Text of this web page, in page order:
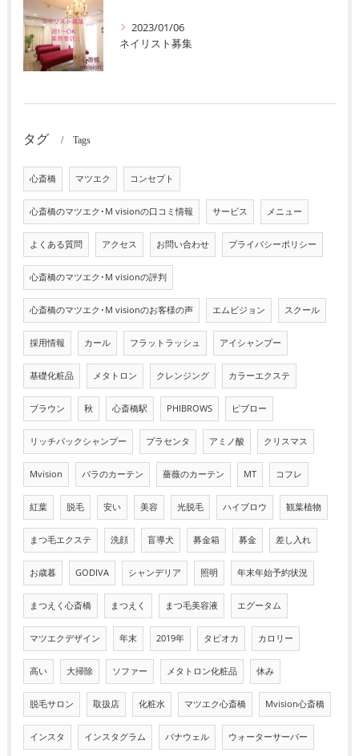
2023/01/06
ネイリスト募集
タグ Tags
心斎橋 マツエク コンセプト
心斎橋のマツエク･M visionの口コミ情報 サービス メニュー
よくある質問 アクセス お問い合わせ プライバシーポリシー
心斎橋のマツエク･M visionの評判
心斎橋のマツエク･M visionのお客様の声 エムビジョン スクール
採用情報 カール フラットラッシュ アイシャンプー
基礎化粧品 メタトロン クレンジング カラーエクステ
ブラウン 秋 心斎橋駅 PHIBROWS ピブロー
リッチパックシャンプー プラセンタ アミノ酸 クリスマス
Mvision バラのカーテン 薔薇のカーテン MT コフレ
紅葉 脱毛 安い 美容 光脱毛 ハイブロウ 観葉植物
まつ毛エクステ 洗顔 盲導犬 募金箱 募金 差し入れ
お歳暮 GODIVA シャンデリア 照明 年末年始予約状況
まつえく心斎橋 まつえく まつ毛美容液 エグータム
マツエクデザイン 年末 2019年 タピオカ カロリー
高い 大掃除 ソファー メタトロン化粧品 休み
脱毛サロン 取扱店 化粧水 マツエク心斎橋 Mvision心斎橋
インスタ インスタグラム バナウェル ウォーターサーバー